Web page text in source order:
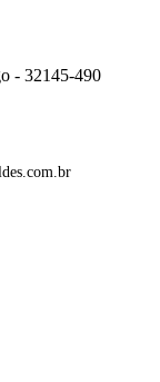
- 32145-490